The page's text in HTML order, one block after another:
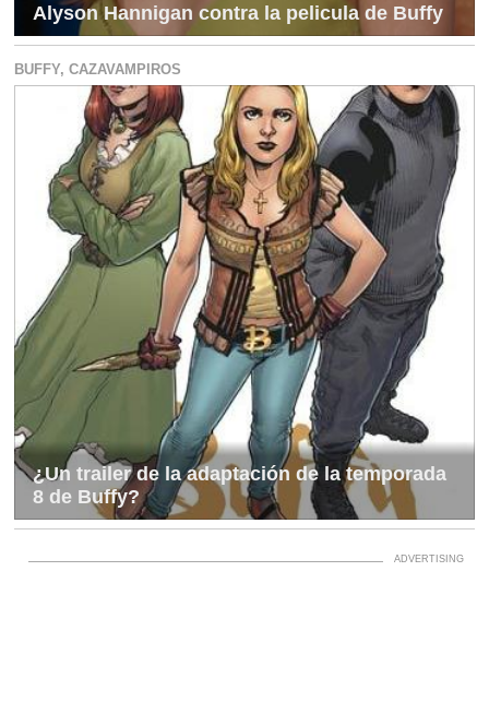
Alyson Hannigan contra la pelicula de Buffy
BUFFY, CAZAVAMPIROS
¿Un trailer de la adaptación de la temporada
8 de Buffy?